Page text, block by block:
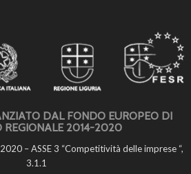
DAL FONDO EUROPEO DI
REGIONALE 2014-2020
– ASSE 3 “Competitività delle imprese “,
3.1.1